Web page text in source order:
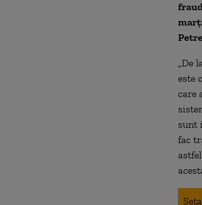
„De
este
care
sunt
fac